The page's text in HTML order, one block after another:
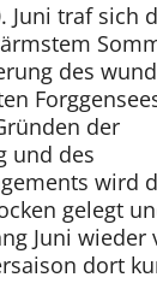
Juni traf sich
des
der
und des
wird
gelegt
Juni
dort